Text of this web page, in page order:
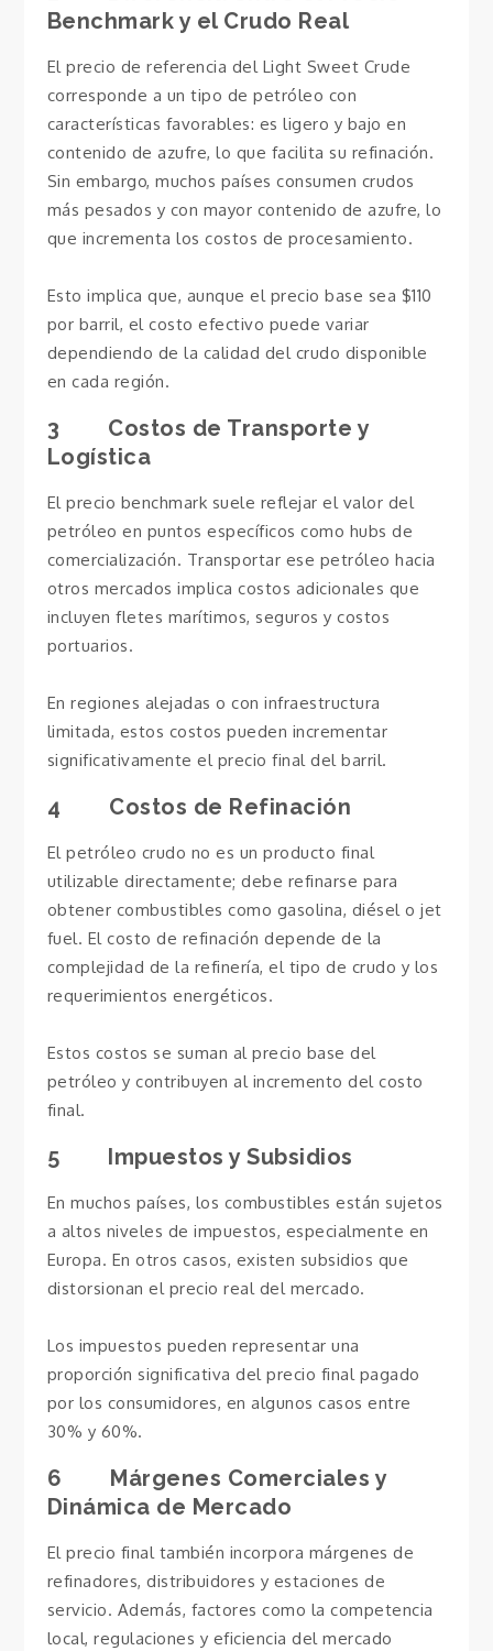
Benchmark y el Crudo Real
El precio de referencia del Light Sweet Crude
corresponde a un tipo de petróleo con
características favorables: es ligero y bajo en
contenido de azufre, lo que facilita su refinación.
Sin embargo, muchos países consumen crudos
más pesados y con mayor contenido de azufre, lo
que incrementa los costos de procesamiento.
Esto implica que, aunque el precio base sea $110
por barril, el costo efectivo puede variar
dependiendo de la calidad del crudo disponible
en cada región.
3 Costos de Transporte y
Logística
El precio benchmark suele reflejar el valor del
petróleo en puntos específicos como hubs de
comercialización. Transportar ese petróleo hacia
otros mercados implica costos adicionales que
incluyen fletes marítimos, seguros y costos
portuarios.
En regiones alejadas o con infraestructura
limitada, estos costos pueden incrementar
significativamente el precio final del barril.
4 Costos de Refinación
El petróleo crudo no es un producto final
utilizable directamente; debe refinarse para
obtener combustibles como gasolina, diésel o jet
fuel. El costo de refinación depende de la
complejidad de la refinería, el tipo de crudo y los
requerimientos energéticos.
Estos costos se suman al precio base del
petróleo y contribuyen al incremento del costo
final.
5 Impuestos y Subsidios
En muchos países, los combustibles están sujetos
a altos niveles de impuestos, especialmente en
Europa. En otros casos, existen subsidios que
distorsionan el precio real del mercado.
Los impuestos pueden representar una
proporción significativa del precio final pagado
por los consumidores, en algunos casos entre
30% y 60%.
6 Márgenes Comerciales y
Dinámica de Mercado
El precio final también incorpora márgenes de
refinadores, distribuidores y estaciones de
servicio. Además, factores como la competencia
local, regulaciones y eficiencia del mercado